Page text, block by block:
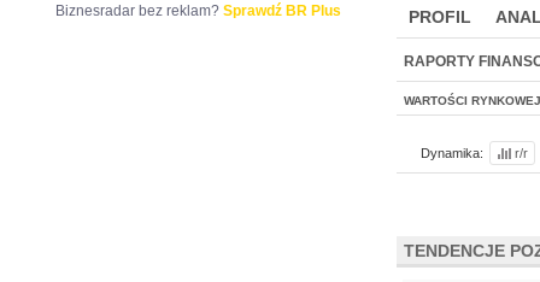
PROFIL
BR LAB
RAPORTY
WARTOŚCI RYNKOWEJ
Dynamika: r/r
TENDENCJE
Biznesradar bez reklam? Sprawdź BR Plus